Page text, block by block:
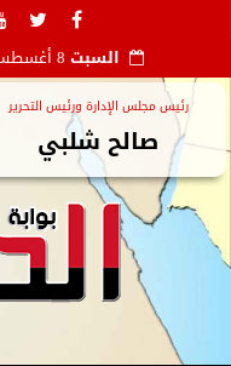
السبت
رئيس مجلس الإدارة ورئيس التحرير
صالح شلبي